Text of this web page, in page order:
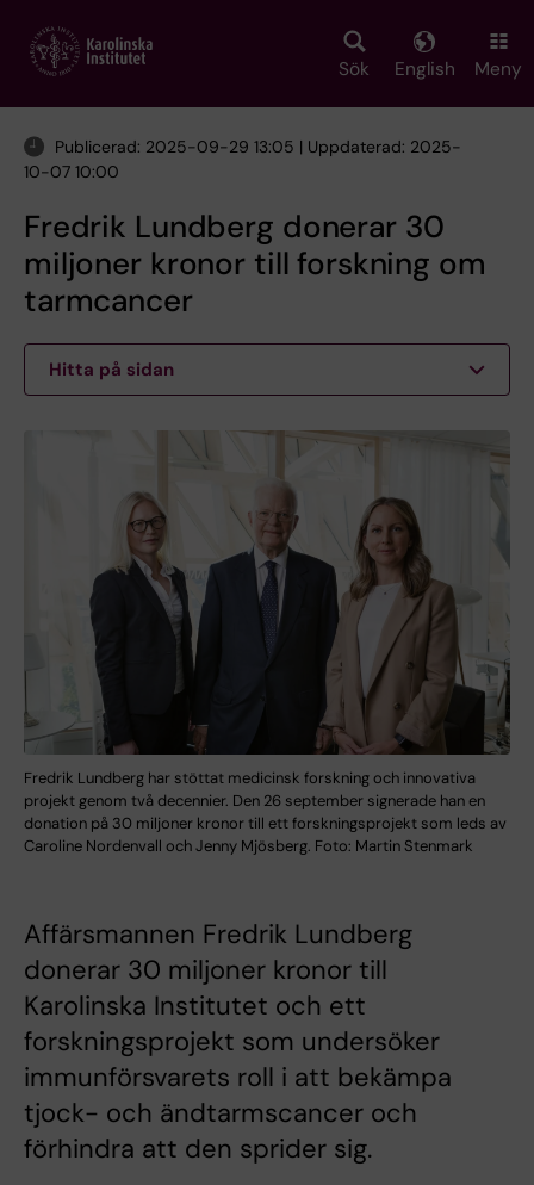
main
Sök English Meny
Publicerad: 2025-09-29 13:05 | Uppdaterad: 2025-
10-07 10:00
Fredrik Lundberg donerar 30
miljoner kronor till forskning om
tarmcancer
Hitta på sidan
Fredrik Lundberg har stöttat medicinsk forskning och innovativa
projekt genom två decennier. Den 26 september signerade han en
donation på 30 miljoner kronor till ett forskningsprojekt som leds av
Caroline Nordenvall och Jenny Mjösberg. Foto: Martin Stenmark
Affärsmannen Fredrik Lundberg
donerar 30 miljoner kronor till
Karolinska Institutet och ett
forskningsprojekt som undersöker
immunförsvarets roll i att bekämpa
tjock- och ändtarmscancer och
förhindra att den sprider sig.